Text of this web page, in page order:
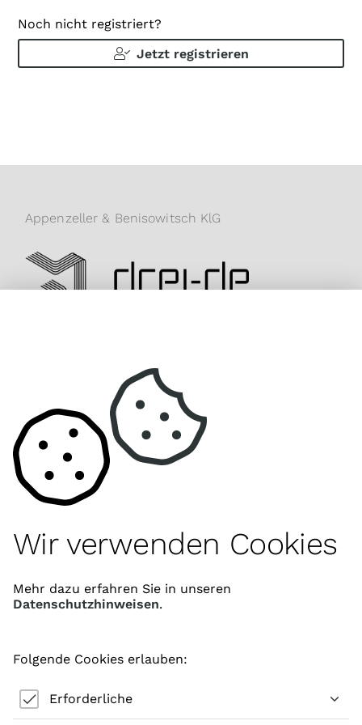
Noch nicht registriert?
Jetzt registrieren
Appenzeller & Benisowitsch KlG
Kontakt
Appenzeller & Benisowitsch KlG
Jan Appenzeller
Im Buchenpark 3
8304 Wallisellen
info@drei-de.ch
Wir verwenden Cookies
Mehr dazu erfahren Sie in unseren
Datenschutzhinweisen.
Folgende Cookies erlauben:
Erforderliche